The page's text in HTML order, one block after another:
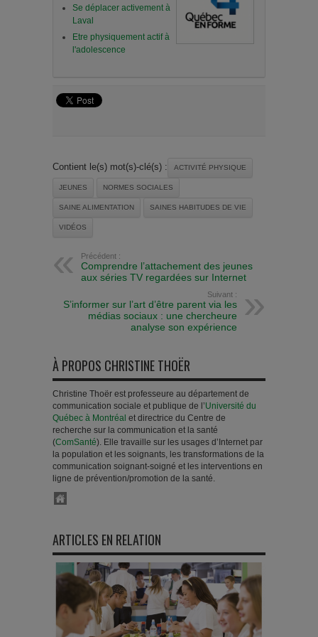
Se déplacer activement à
Laval
Etre physiquement actif à
l'adolescence
Contient le(s) mot(s)-clé(s) : ACTIVITÉ PHYSIQUE
JEUNES NORMES SOCIALES
SAINE ALIMENTATION SAINES HABITUDES DE VIE
VIDÉOS
Précédent :
Comprendre l’attachement des jeunes
aux séries TV regardées sur Internet
Suivant :
S’informer sur l’art d’être parent via les
médias sociaux : une chercheure
analyse son expérience
À PROPOS CHRISTINE THOËR
Christine Thoër est professeure au département de
communication sociale et publique de l’Université du
Québec à Montréal et directrice du Centre de
recherche sur la communication et la santé
(ComSanté). Elle travaille sur les usages d’Internet par
la population et les soignants, les transformations de la
communication soignant-soigné et les interventions en
ligne de prévention/promotion de la santé.
ARTICLES EN RELATION